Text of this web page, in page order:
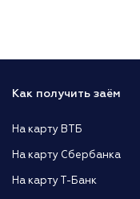
Как получить заём
На карту ВТБ
На карту Сбербанка
На карту Т-Банк